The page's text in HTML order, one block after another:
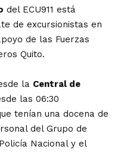
del ECU911 está
de excursionistas en
de las Fuerzas
Quito.
la Central de
las 06:30
tenían una docena de
del Grupo de
Nacional y el